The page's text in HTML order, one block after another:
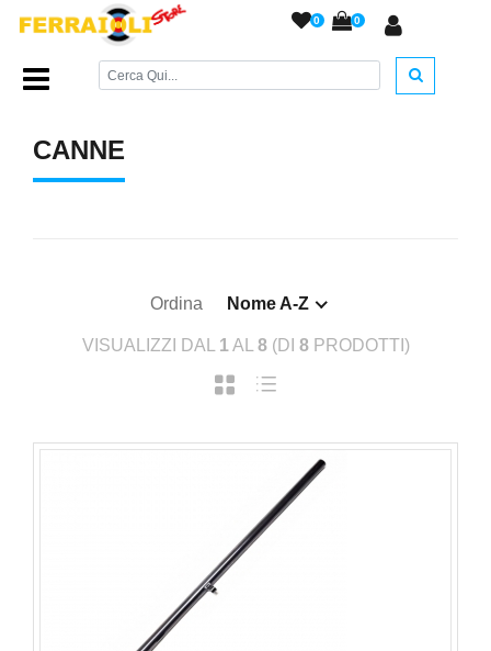
0 0
Home Page/ARMI DA FUOCO/Canne/
CANNE
Ordina Nome A-Z
VISUALIZZI DAL 1 AL 8(DI 8PRODOTTI)